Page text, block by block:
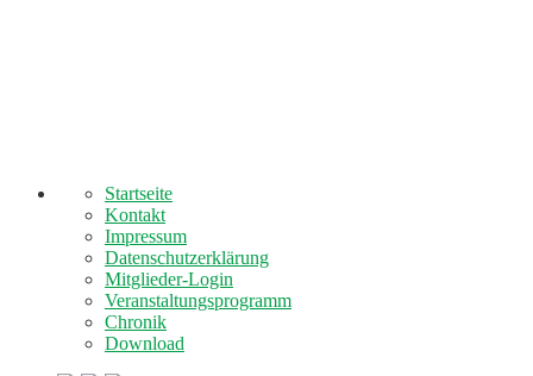
Startseite
Kontakt
Impressum
Datenschutzerklärung
Mitglieder-Login
Veranstaltungsprogramm
Chronik
Download